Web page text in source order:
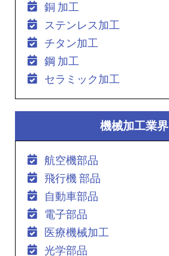
銅 加工
ステンレス加工
チタン加工
鋼 加工
セラミック加工
機械加工業界
航空機部品
飛行機 部品
自動車部品
電子部品
医療機械加工
光学部品